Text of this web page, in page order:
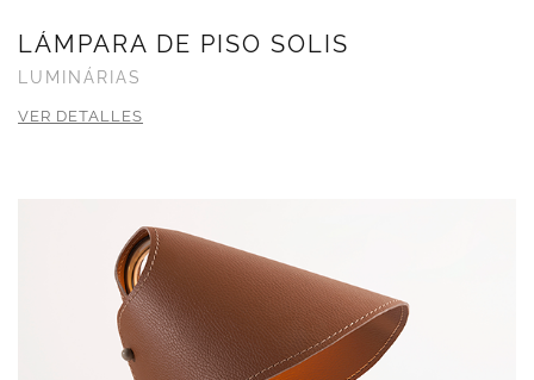
LÁMPARA DE PISO SOLIS
LUMINÁRIAS
VER DETALLES